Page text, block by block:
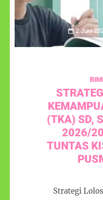
2 Juni
(TKA) SD,
2026/
TUNTAS
Strategi